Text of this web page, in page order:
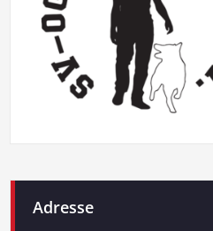
Adresse